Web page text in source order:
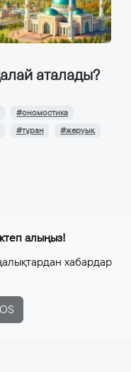
аталады?
#ономостика
#тұран #жеруық
алыңыз!
хабардар